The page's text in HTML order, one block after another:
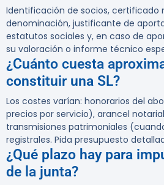
Identificación de socios, certificado
denominación, justificante de
estatutos sociales y, en caso de
su valoración o informe técnico
¿Cuánto cuesta
constituir una SL?
Los costes varían: honorarios del
precios por servicio), arancel
transmisiones patrimoniales
registrales. Pida presupuesto
¿Qué plazo hay para
de la junta?